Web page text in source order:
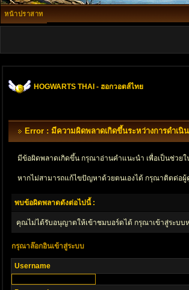
หน้าปราสาท
HOGWARTS THAI - ฮอกวอตส์ไทย
Error : มีความผิดพลาดเกิดขึ้นระหว่างการดำเนิ
มีข้อผิดพลาดเกิดขึ้น กรุณาอ่านคำแนะนำ เพื่อเป็นช่วย
หากไม่สามารถแก้ไขปัญหาด้วยตนเองได้ กรุณาติตด่อ
พบข้อผิดพลาดดังต่อไปนี้ :
คุณไม่ได้รับอนุญาตให้เข้าชมบอร์ดได้ กรุณาเข้าสู่ระบบ
กรุณาล๊อกอินเข้าสู่ระบบ
Username